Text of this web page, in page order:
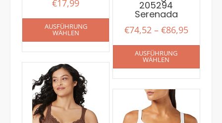
€17,99
AUSFÜHRUNG
WÄHLEN
205294
Serenada
€74,52 – €86,95
AUSFÜHRUNG
WÄHLEN